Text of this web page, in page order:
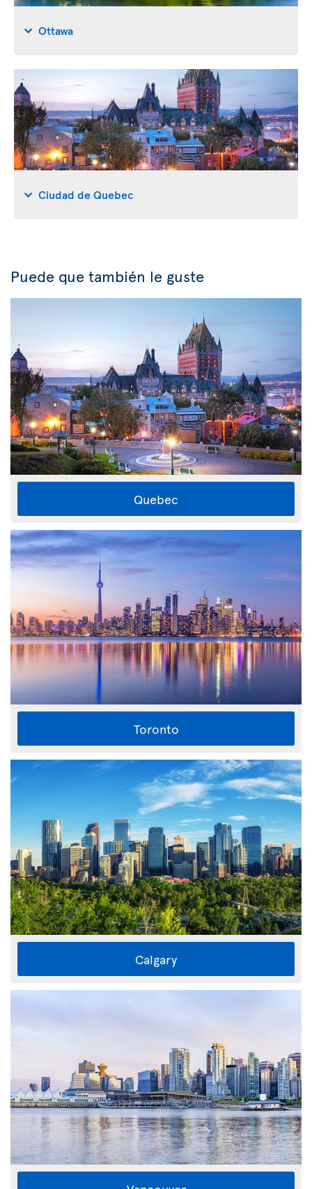
Ottawa
Ciudad de Quebec
Puede que también le guste
Quebec
Toronto
Calgary